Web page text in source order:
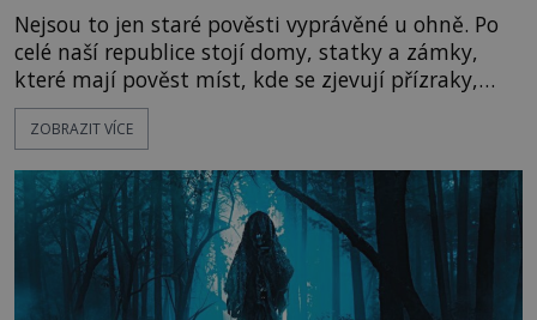
Nejsou to jen staré pověsti vyprávěné u ohně. Po
celé naší republice stojí domy, statky a zámky,
které mají pověst míst, kde se zjevují přízraky,
ozývají nevysvětlitelné zvuky nebo se dějí podivné
jevy. Zatímco historici většinou hledají racionální
lokality vykazují nápadně podobná svědectví po
celé generace. A právě tato opakující se svědectví
ZOBRAZIT VÍCE